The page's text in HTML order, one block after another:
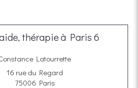
thérapie à Paris 6
Latourrette
16 rue du Regard
75006 Paris